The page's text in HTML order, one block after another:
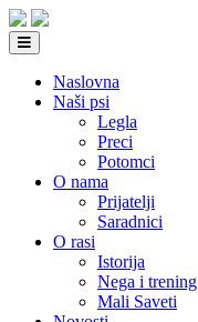
Naslovna
Naši psi
Legla
Preci
Potomci
O nama
Prijatelji
Saradnici
O rasi
Istorija
Nega i trening
Mali Saveti